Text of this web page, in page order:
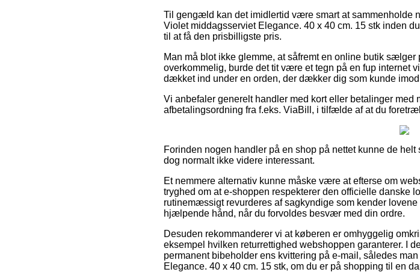
Til gengæld kan det imidlertid være smart at sammenholde
Violet middagsserviet Elegance. 40 x 40 cm. 15 stk inden
til at få den prisbilligste pris.
Man må blot ikke glemme, at såfremt en online butik
overkommelig, burde det tit være et tegn på en fup internet
dækket ind under en orden, der dækker dig som kunde
Vi anbefaler generelt handler med kort eller betalinger
afbetalingsordning fra f.eks. ViaBill, i tilfælde af at du
Forinden nogen handler på en shop på nettet kunne de
dog normalt ikke videre interessant.
Et nemmere alternativ kunne måske være at efterse om
tryghed om at e-shoppen respekterer den officielle danske
rutinemæssigt revurderes af sagkyndige som kender
hjælpende hånd, når du forvoldes besvær med din ordre.
Desuden rekommanderer vi at køberen er omhyggelig
eksempel hvilken returrettighed webshoppen garanterer. I
permanent bibeholder ens kvittering på e-mail, således
Elegance. 40 x 40 cm. 15 stk, om du er på shopping til en